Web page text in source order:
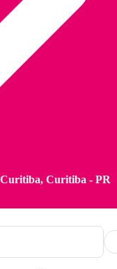
Curitiba - PR